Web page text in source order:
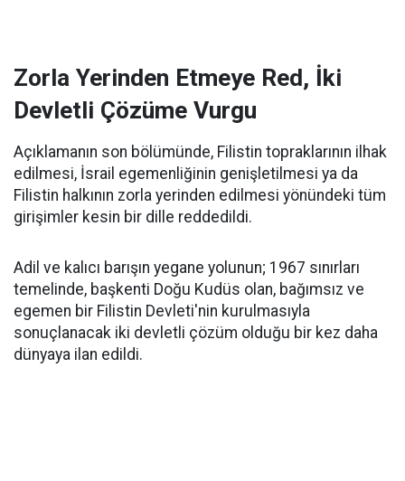
Zorla Yerinden Etmeye Red, İki
Devletli Çözüme Vurgu
Açıklamanın son bölümünde, Filistin topraklarının ilhak
edilmesi, İsrail egemenliğinin genişletilmesi ya da
Filistin halkının zorla yerinden edilmesi yönündeki tüm
girişimler kesin bir dille reddedildi.
Adil ve kalıcı barışın yegane yolunun; 1967 sınırları
temelinde, başkenti Doğu Kudüs olan, bağımsız ve
egemen bir Filistin Devleti'nin kurulmasıyla
sonuçlanacak iki devletli çözüm olduğu bir kez daha
dünyaya ilan edildi.